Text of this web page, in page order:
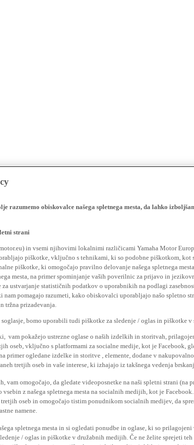
razumemo obiskovalce našega spletnega mesta, da lahko
strani
in vsemi njihovimi lokalnimi različicami Yamaha Motor
piškotke, vključno s tehnikami, ki so podobne piškotkom, kot
piškotke, ki omogočajo pravilno delovanje našega spletnega
mesta, na primer spominjanje vaših poverilnic za prijavo in
ustvarjanje statističnih podatkov o uporabnikih na podlagi
nam pomagajo razumeti, kako obiskovalci uporabljajo našo spletno
tržna prizadevanja.
soglasje, bomo uporabili tudi piškotke za sledenje / oglas in piškotke
vam pokažejo ustrezne oglase o naših izdelkih in storitvah,
oseb, vključno s platformami za socialne medije, kot je Facebook,
primer ogledane izdelke in storitve , elemente, dodane v
tretjih oseb in vaše interese, ki izhajajo iz takšnega vedenja
vam omogočajo, da gledate videoposnetke na naši spletni strani (na
z našega spletnega mesta na socialnih medijih, kot je
oseb in omogočajo tistim ponudnikom socialnih medijev, da
namene.
spletnega mesta in si ogledati ponudbe in oglase, ki so
/ oglas in piškotke v družabnih medijih. Če ne želite sprejeti